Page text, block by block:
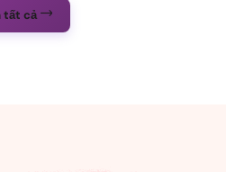
tất cả